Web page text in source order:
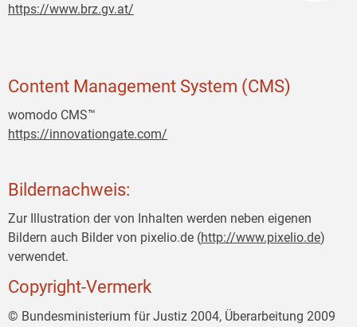
https://www.brz.gv.at/
Content Management System (CMS)
womodo CMS™
https://innovationgate.com/
Bildernachweis:
Zur Illustration der von Inhalten werden neben eigenen
Bildern auch Bilder von pixelio.de (http://www.pixelio.de)
verwendet.
Copyright-Vermerk
© Bundesministerium für Justiz 2004, Überarbeitung 2009